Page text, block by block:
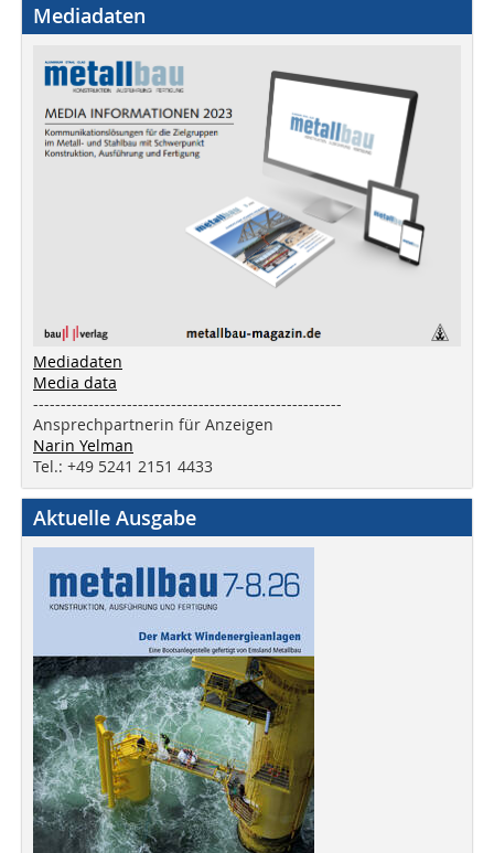
Mediadaten
Mediadaten
Media data
--------------------------------------------------------
Ansprechpartnerin für Anzeigen
Narin Yelman
Tel.: +49 5241 2151 4433
Aktuelle Ausgabe